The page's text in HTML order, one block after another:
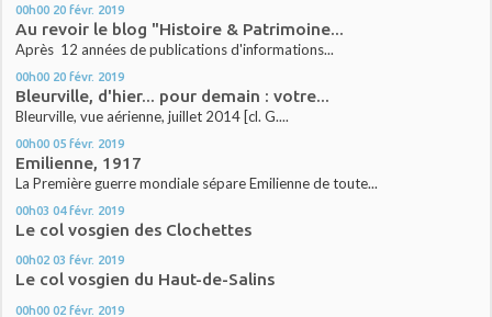
00h00 20 févr. 2019
Au revoir le blog "Histoire & Patrimoine...
Après 12 années de publications d'informations...
00h00 20 févr. 2019
Bleurville, d'hier... pour demain : votre...
Bleurville, vue aérienne, juillet 2014 [cl. G....
00h00 05 févr. 2019
Emilienne, 1917
La Première guerre mondiale sépare Emilienne de toute...
00h03 04 févr. 2019
Le col vosgien des Clochettes
00h02 03 févr. 2019
Le col vosgien du Haut-de-Salins
00h00 02 févr. 2019